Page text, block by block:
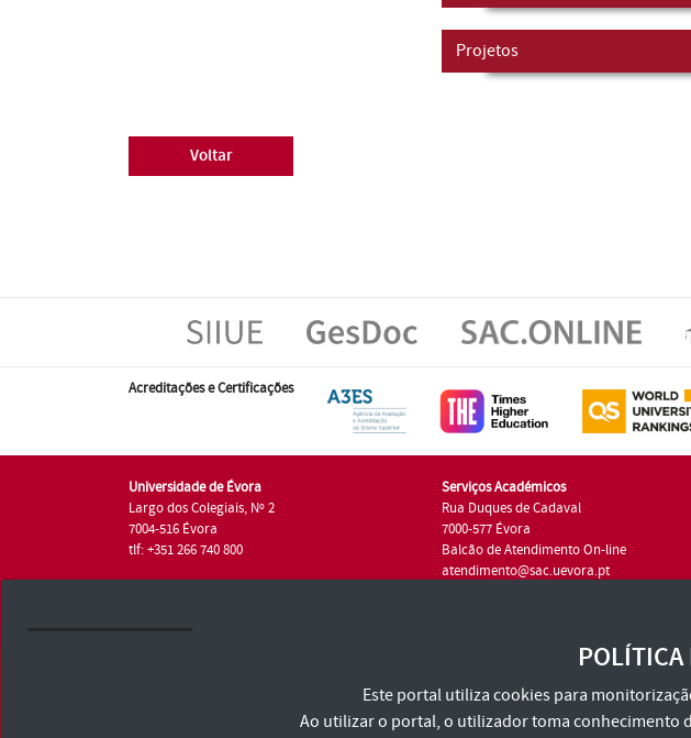
Projetos
Voltar
Acreditações e Certificações
Universidade de Évora
Largo dos Colegiais, Nº 2
7004-516 Évora
tlf: +351 266 740 800
Serviços Académicos
Rua Duques de Cadaval
7000-577 Évora
Balcão de Atendimento On-line
atendimento@sac.uevora.pt
Consulte os Termos e Condições e Política de Privacidade
POLÍTICA
Este portal utiliza cookies para
Ao utilizar o portal, o utilizador toma conhecimento